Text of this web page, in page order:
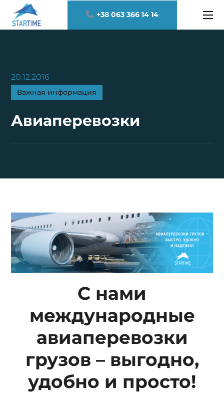
+38 063 366 14 14
20.12.2016
Важная информация
Авиаперевозки‎
С нами
международные
авиаперевозки
грузов – выгодно,
удобно и просто!